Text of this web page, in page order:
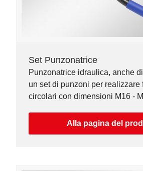
Set Punzonatrice
Punzonatrice idraulica, anche
un set di punzoni per realizzare
circolari con dimensioni M16 -
Alla pagina del